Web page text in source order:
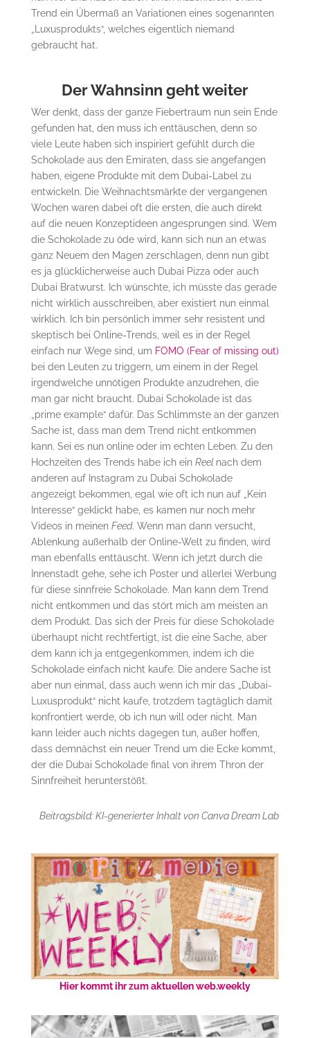
Trend ein Übermaß an Variationen eines sogenannten
„Luxusprodukts“, welches eigentlich niemand
gebraucht hat.
Der Wahnsinn geht weiter
Wer denkt, dass der ganze Fiebertraum nun sein Ende
gefunden hat, den muss ich enttäuschen, denn so
viele Leute haben sich inspiriert gefühlt durch die
Schokolade aus den Emiraten, dass sie angefangen
haben, eigene Produkte mit dem Dubai-Label zu
entwickeln. Die Weihnachtsmärkte der vergangenen
Wochen waren dabei oft die ersten, die auch direkt
auf die neuen Konzeptideen angesprungen sind. Wem
die Schokolade zu öde wird, kann sich nun an etwas
ganz Neuem den Magen zerschlagen, denn nun gibt
es ja glücklicherweise auch Dubai Pizza oder auch
Dubai Bratwurst. Ich wünschte, ich müsste das gerade
nicht wirklich ausschreiben, aber existiert nun einmal
wirklich. Ich bin persönlich immer sehr resistent und
skeptisch bei Online-Trends, weil es in der Regel
einfach nur Wege sind, um FOMO (Fear of missing out)
bei den Leuten zu triggern, um einem in der Regel
irgendwelche unnötigen Produkte anzudrehen, die
man gar nicht braucht. Dubai Schokolade ist das
„prime example“ dafür. Das Schlimmste an der ganzen
Sache ist, dass man dem Trend nicht entkommen
kann. Sei es nun online oder im echten Leben. Zu den
Hochzeiten des Trends habe ich ein Reel nach dem
anderen auf Instagram zu Dubai Schokolade
angezeigt bekommen, egal wie oft ich nun auf „Kein
Interesse“ geklickt habe, es kamen nur noch mehr
Videos in meinen Feed. Wenn man dann versucht,
Ablenkung außerhalb der Online-Welt zu finden, wird
man ebenfalls enttäuscht. Wenn ich jetzt durch die
Innenstadt gehe, sehe ich Poster und allerlei Werbung
für diese sinnfreie Schokolade. Man kann dem Trend
nicht entkommen und das stört mich am meisten an
dem Produkt. Das sich der Preis für diese Schokolade
überhaupt nicht rechtfertigt, ist die eine Sache, aber
dem kann ich ja entgegenkommen, indem ich die
Schokolade einfach nicht kaufe. Die andere Sache ist
aber nun einmal, dass auch wenn ich mir das „Dubai-
Luxusprodukt“ nicht kaufe, trotzdem tagtäglich damit
konfrontiert werde, ob ich nun will oder nicht. Man
kann leider auch nichts dagegen tun, außer hoffen,
dass demnächst ein neuer Trend um die Ecke kommt,
der die Dubai Schokolade final von ihrem Thron der
Sinnfreiheit herunterstößt.
Beitragsbild: KI-generierter Inhalt von Canva Dream Lab
Hier kommt ihr zum aktuellen web.weekly